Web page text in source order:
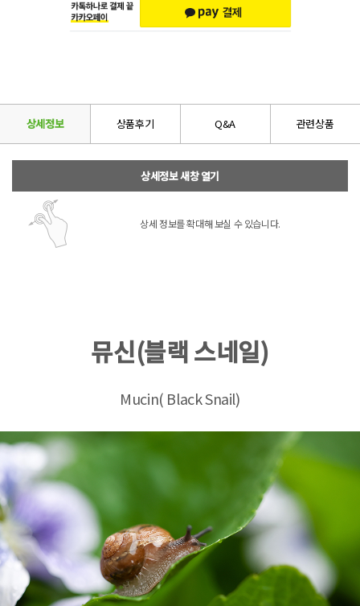
상세정보 상품후기 Q&A 관련상품
상세정보 새창 열기
상세 정보를 확대해 보실 수 있습니다.
뮤신(블랙 스네일)
Mucin( Black Snail)